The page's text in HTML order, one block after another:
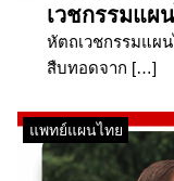
เวชกรรมแผ
หัตถเวชกรรมแผ
สืบทอดจาก […]
แพทย์แผนไทย